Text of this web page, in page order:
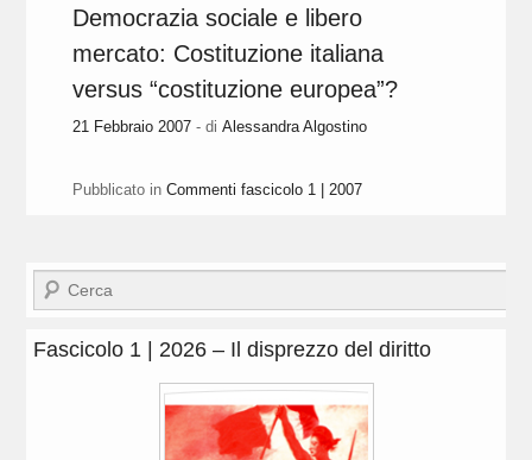
Democrazia sociale e libero
mercato: Costituzione italiana
versus “costituzione europea”?
21 Febbraio 2007 - di Alessandra Algostino
Pubblicato in Commenti fascicolo 1 | 2007
Cerca
Fascicolo 1 | 2026 – Il disprezzo del diritto